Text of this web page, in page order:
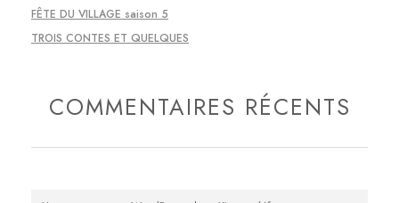
FÊTE DU VILLAGE saison 5
TROIS CONTES ET QUELQUES
COMMENTAIRES RÉCENTS